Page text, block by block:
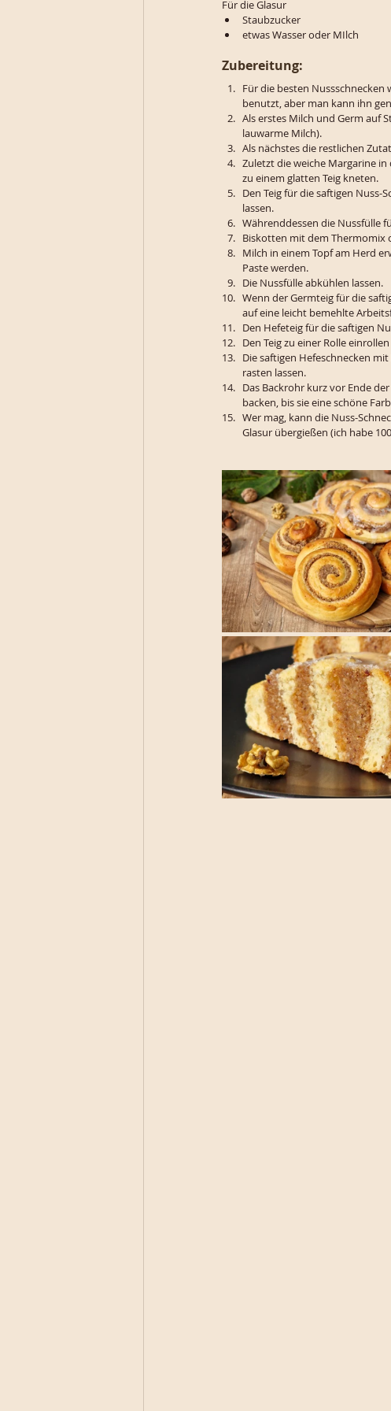
Für die Glasur
Staubzucker
etwas Wasser oder MIlch
Zubereitung:
Für die besten
benutzt, aber man kann ihn
Als erstes Milch und Germ auf
lauwarme Milch).
Als nächstes die restlichen
Zuletzt die weiche Margarine
zu einem glatten Teig kneten.
Den Teig für die saftigen Nuss-
lassen.
Währenddessen die Nussfülle
Biskotten mit dem Thermomix
Milch in einem Topf am Herd
Paste werden.
Die Nussfülle abkühlen lassen.
Wenn der Germteig für die
auf eine leicht bemehlte
Den Hefeteig für die saftigen
Den Teig zu einer Rolle
Die saftigen Hefeschnecken
rasten lassen.
Das Backrohr kurz vor Ende
backen, bis sie eine schöne
Wer mag, kann die Nuss-
Glasur übergießen (ich habe